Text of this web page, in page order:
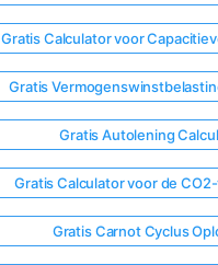
Gratis Calculator voor
Gratis
Gratis Autolening
Gratis Calculator voor de
Gratis Carnot Cyclus